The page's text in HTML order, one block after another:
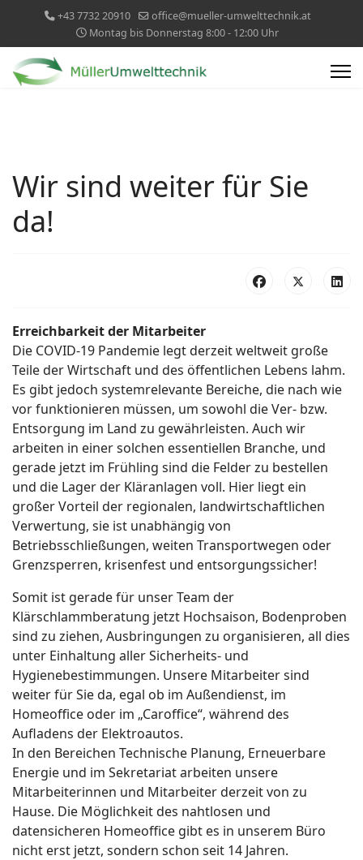
+43 7732 20910
office@mueller-umwelttechnik.at
Montag bis Donnerstag 8:00 - 12:00 Uhr
Wir sind weiter für Sie
da!
Erreichbarkeit der Mitarbeiter
Die COVID-19 Pandemie legt derzeit weltweit große
Teile der Wirtschaft und des öffentlichen Lebens lahm.
Es gibt jedoch systemrelevante Bereiche, die nach wie
vor funktionieren müssen, um sowohl die Ver- bzw.
Entsorgung im Land zu gewährleisten. Auch wir
arbeiten in einer solchen essentiellen Branche, und
gerade jetzt im Frühling sind die Felder zu bestellen
und die Lager der Kläranlagen voll. Hier liegt ein
großer Vorteil der regionalen, landwirtschaftlichen
Verwertung, sie ist unabhängig von
Betriebsschließungen, weiten Transportwegen oder
Grenzsperren, krisenfest und entsorgungssicher!
Somit ist gerade für unser Team der
Klärschlammberatung jetzt Hochsaison, Bodenproben
sind zu ziehen, Ausbringungen zu organisieren, all dies
unter Einhaltung aller Sicherheits- und
Hygienebestimmungen. Unsere Mitarbeiter sind
weiter für Sie da, egal ob im Außendienst, im
Homeoffice oder im „Caroffice“, während des
Aufladens der Elektroautos.
In den Bereichen Technische Planung, Erneuerbare
Energie und im Sekretariat arbeiten unsere
Mitarbeiterinnen und Mitarbeiter derzeit von zu
Hause. Die Möglichkeit des nahtlosen und
datensicheren Homeoffice gibt es in unserem Büro
nicht erst jetzt, sondern schon seit 14 Jahren.